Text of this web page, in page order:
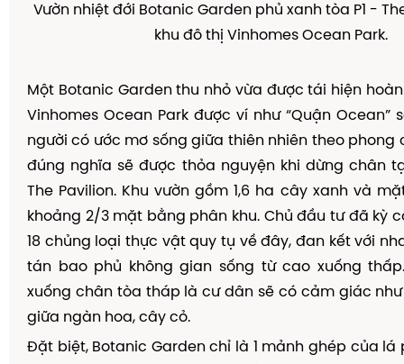
Vườn nhiệt đới Botanic Garden phủ xanh tòa P1 -
khu đôthị Vinhomes Ocean Park.
Một Botanic Garden thu nhỏ vừa được tái hiện hoà
Vinhomes Ocean Park được ví như “Quận Ocean” s
người có ước mơ sống giữa thiên nhiên theo phong
đúng nghĩa sẽ được thỏa nguyện khi dừng chân t
The Pavilion. Khu vườn gồm 1,6 ha cây xanh và mặ
khoảng 2/3 mặt bằng phân khu. Chủ đầu tư đã kỳ c
18 chủng loại thực vật quy tụ về đây,đan kết với
tán bao phủ không gian sống từcao xuống thấ
xuống chân tòa tháp là cưdân sẽ cócảm giác như
giữa ngàn hoa, cây cỏ.
Đặt biệt, Botanic Garden chỉ là 1 mảnh ghép của lá